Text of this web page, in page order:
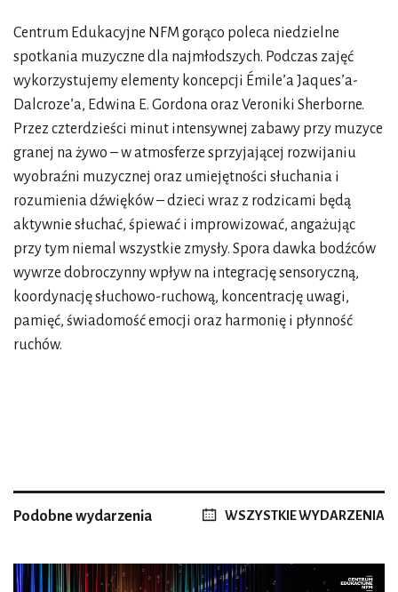
Centrum Edukacyjne NFM gorąco poleca niedzielne
spotkania muzyczne dla najmłodszych. Podczas zajęć
wykorzystujemy elementy koncepcji Émile’a Jaques’a-
Dalcroze’a, Edwina E. Gordona oraz Veroniki Sherborne.
Przez czterdzieści minut intensywnej zabawy przy muzyce
granej na żywo – w atmosferze sprzyjającej rozwijaniu
wyobraźni muzycznej oraz umiejętności słuchania i
rozumienia dźwięków – dzieci wraz z rodzicami będą
aktywnie słuchać, śpiewać i improwizować, angażując
przy tym niemal wszystkie zmysły. Spora dawka bodźców
wywrze dobroczynny wpływ na integrację sensoryczną,
koordynację słuchowo-ruchową, koncentrację uwagi,
pamięć, świadomość emocji oraz harmonię i płynność
ruchów.
Podobne wydarzenia WSZYSTKIE WYDARZENIA